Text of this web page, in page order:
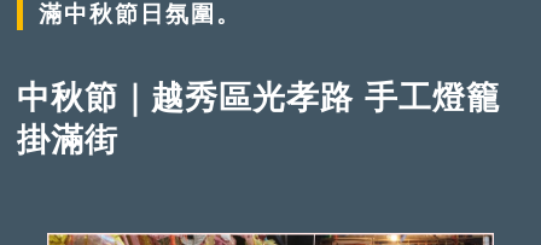
滿中秋節日氛圍。
中秋節｜越秀區光孝路 手工燈籠
掛滿街